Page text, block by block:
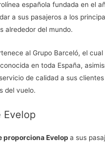
española fundada en el
a sus pasajeros a los
alrededor del mundo.
al Grupo Barceló, el cual
en toda España,
de calidad a sus
del vuelo.
Evelop
proporciona Evelopa sus